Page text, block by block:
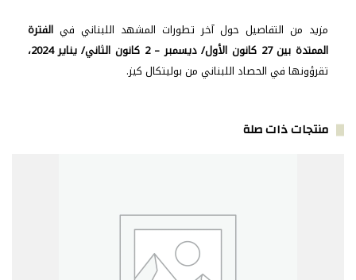
مزيد من التفاصيل حول آخر تطورات المشهد اللبناني في الفترة
الممتدة بين 27 كانون الأول/ ديسمبر – 2 كانون الثاني/ يناير 2024،
تقرؤونها في الحصاد اللبناني من بوليتكال كيز.
منتجات ذات صلة